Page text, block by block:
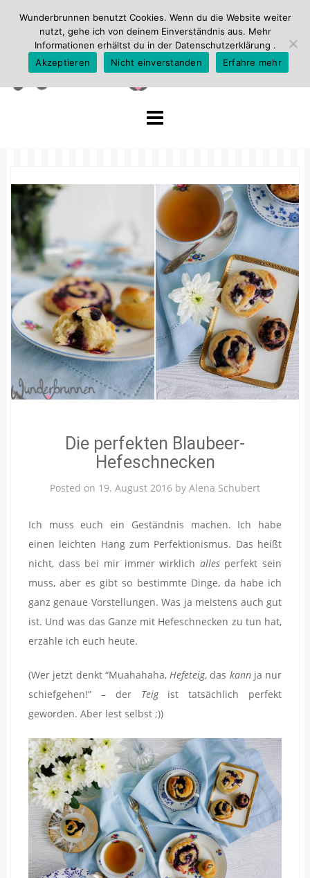
Die perfekten Blaubeer-
Hefeschnecken
Posted on 19. August 2016 by Alena Schubert
Ich muss euch ein Geständnis machen. Ich habe
einen leichten Hang zum Perfektionismus. Das heißt
nicht, dass bei mir immer wirklich allesperfekt sein
muss, aber es gibt so bestimmte Dinge, da habe ich
ganz genaue Vorstellungen. Was ja meistens auch gut
ist. Und was das Ganze mit Hefeschnecken zu tun hat,
erzähle ich euch heute.
(Wer jetzt denkt “Muahahaha, Hefeteig, das kannja nur
schiefgehen!” – der Teigist tatsächlich perfekt
geworden. Aber lest selbst ;))
Wunderbrunnen benutzt Cookies. Wenn du die Website weiter
nutzt, gehe ich von deinem Einverständnis aus. Mehr
Informationen erhältst du in der Datenschutzerklärung .
Akzeptieren
Nicht einverstanden Erfahre mehr